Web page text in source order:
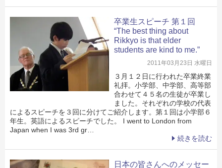
卒業生スピーチ 第１回
“The best thing about
Rikkyo is that elder
students are kind to me.”
2011年03月23日 水曜日
３月１２日に行われた卒業終業
礼拝。小学部、中学部、高等部
合わせて４５名の生徒が卒業し
ました。それぞれの学校の代表
によるスピーチを３回に分けてご紹介します。第１回は小学部６
年生。英語によるスピーチでした。 I went to London from
Japan when I was 3rd gr…
続きを読む
日本の皆さんへのメッセー